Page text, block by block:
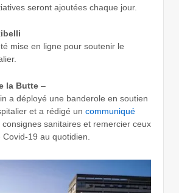
seront ajoutées chaque jour.
mise en ligne pour soutenir le
la Butte –
a déployé une banderole en soutien
et a rédigé un communiqué
sanitaires et remercier ceux
19 au quotidien.